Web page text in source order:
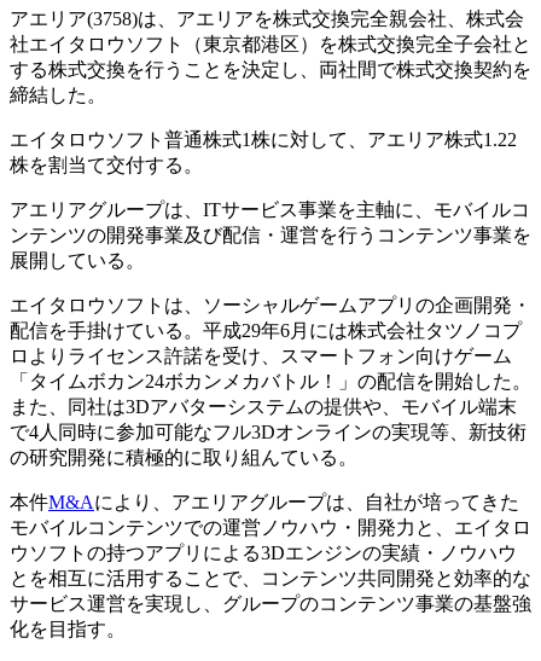
アエリア(3758)は、アエリアを株式交換完全親会社、株式会
社エイタロウソフト（東京都港区）を株式交換完全子会社と
する株式交換を行うことを決定し、両社間で株式交換契約を
締結した。
エイタロウソフト普通株式1株に対して、アエリア株式1.22
株を割当て交付する。
アエリアグループは、ITサービス事業を主軸に、モバイルコ
ンテンツの開発事業及び配信・運営を行うコンテンツ事業を
展開している。
エイタロウソフトは、ソーシャルゲームアプリの企画開発・
配信を手掛けている。平成29年6月には株式会社タツノコプ
ロよりライセンス許諾を受け、スマートフォン向けゲーム
「タイムボカン24ボカンメカバトル！」の配信を開始した。
また、同社は3Dアバターシステムの提供や、モバイル端末
で4人同時に参加可能なフル3Dオンラインの実現等、新技術
の研究開発に積極的に取り組んている。
本件M&Aにより、アエリアグループは、自社が培ってきた
モバイルコンテンツでの運営ノウハウ・開発力と、エイタロ
ウソフトの持つアプリによる3Dエンジンの実績・ノウハウ
とを相互に活用することで、コンテンツ共同開発と効率的な
サービス運営を実現し、グループのコンテンツ事業の基盤強
化を目指す。